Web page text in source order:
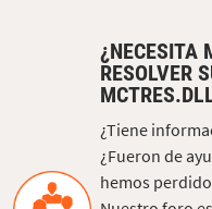
¿NECESITA
RESOLVER
¿Tiene
¿Fueron de
hemos